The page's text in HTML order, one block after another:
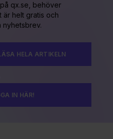
qx.se, behöver
är helt gratis och
nyhetsbrev.
HELA ARTIKELN
IN HÄR!